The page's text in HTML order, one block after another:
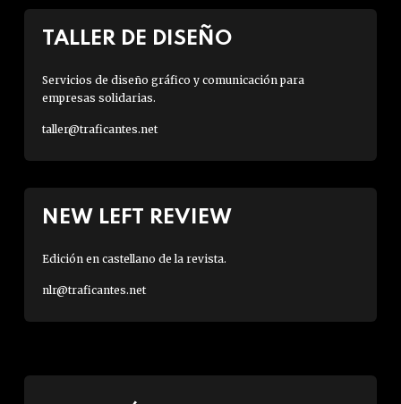
TALLER DE DISEÑO
Servicios de diseño gráfico y comunicación para
empresas solidarias.
taller@traficantes.net
NEW LEFT REVIEW
Edición en castellano de la revista.
nlr@traficantes.net